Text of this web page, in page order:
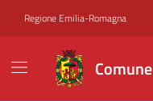
Regione Emilia-Romagna